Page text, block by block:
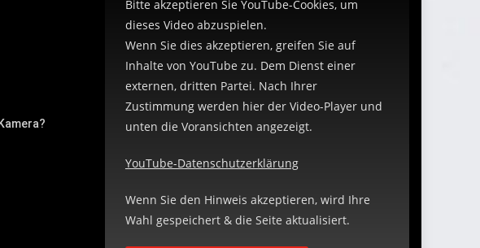
Bitte akzeptieren Sie YouTube-Cookies, um
dieses Video abzuspielen.
Wenn Sie dies akzeptieren, greifen Sie auf
Inhalte von YouTube zu. Dem Dienst einer
externen, dritten Partei. Nach Ihrer
Zustimmung werden hier der Video-Player und
unten die Voransichten angezeigt.
YouTube-Datenschutzerklärung
Wenn Sie den Hinweis akzeptieren, wird Ihre
Wahl gespeichert & die Seite aktualisiert.